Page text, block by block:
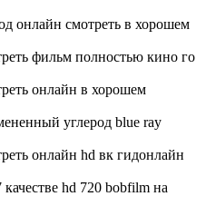
онлайн смотреть в хорошем
фильм полностью кино го
онлайн в хорошем
углерод blue ray
онлайн hd вк гидонлайн
hd 720 bobfilm на